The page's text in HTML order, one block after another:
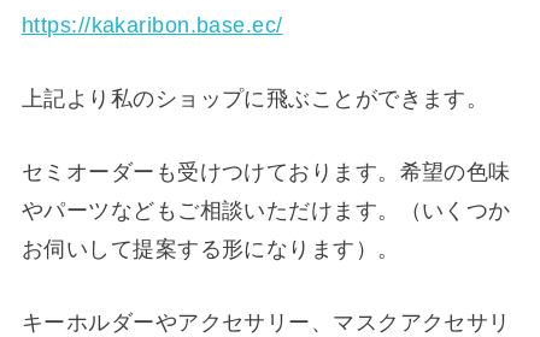
https://kakaribon.base.ec/
上記より私のショップに飛ぶことができます。
セミオーダーも受けつけております。希望の色味
やパーツなどもご相談いただけます。（いくつか
お伺いして提案する形になります）。
キーホルダーやアクセサリー、マスクアクセサリ